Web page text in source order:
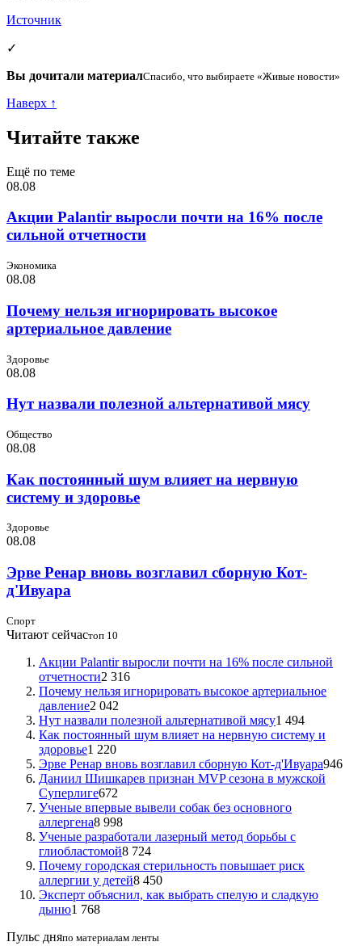
Источник
✓
Вы дочитали материалСпасибо, что выбираете «Живые новости»
Наверх ↑
Читайте также
Ещё по теме
08.08
Акции Palantir выросли почти на 16% после
сильной отчетности
Экономика
08.08
Почему нельзя игнорировать высокое
артериальное давление
Здоровье
08.08
Нут назвали полезной альтернативой мясу
Общество
08.08
Как постоянный шум влияет на нервную
систему и здоровье
Здоровье
08.08
Эрве Ренар вновь возглавил сборную Кот-
д'Ивуара
Спорт
Читают сейчастоп 10
Акции Palantir выросли почти на 16% после сильной
отчетности2 316
Почему нельзя игнорировать высокое артериальное
давление2 042
Нут назвали полезной альтернативой мясу1 494
Как постоянный шум влияет на нервную систему и
здоровье1 220
Эрве Ренар вновь возглавил сборную Кот-д'Ивуара946
Даниил Шишкарев признан MVP сезона в мужской
Суперлиге672
Ученые впервые вывели собак без основного
аллергена8 998
Ученые разработали лазерный метод борьбы с
глиобластомой8 724
Почему городская стерильность повышает риск
аллергии у детей8 450
Эксперт объяснил, как выбрать спелую и сладкую
дыню1 768
Пульс дняпо материалам ленты